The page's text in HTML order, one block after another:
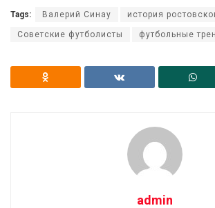
Tags: Валерий Синау история
Советские футболисты футбольные
admin